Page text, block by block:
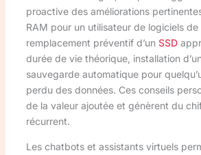
proactive des améliorations
RAM pour un utilisateur de logiciels de
remplacement préventif d’un SSD
durée de vie théorique, installation
sauvegarde automatique pour
perdu des données. Ces conseils
de la valeur ajoutée et génèrent du
récurrent.
Les chatbots et assistants virtuels